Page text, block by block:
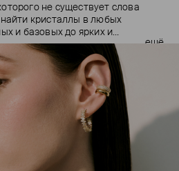
не существует слова
кристаллы в любых
и базовых до ярких и
становятся главным элементом
из мегаполиса, которой
в сутках, чтобы все успеть, и
чтобы, поменяв серьги,
из офиса.
ещё